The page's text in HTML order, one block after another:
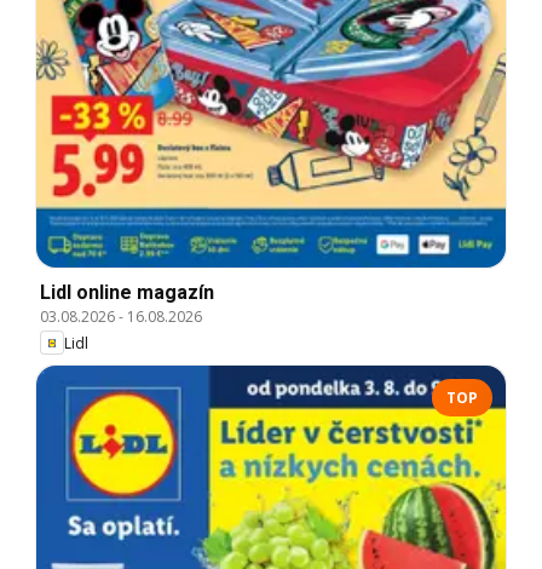
Lidl online magazín
03.08.2026- 16.08.2026
Lidl
TOP